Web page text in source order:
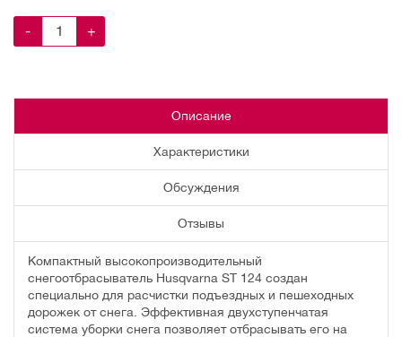
- +
Описание
Характеристики
Обсуждения
Отзывы
Компактный высокопроизводительный
снегоотбрасыватель Husqvarna ST 124 создан
специально для расчистки подъездных и пешеходных
дорожек от снега. Эффективная двухступенчатая
система уборки снега позволяет отбрасывать его на